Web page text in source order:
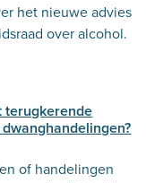
het nieuwe advies
over alcohol.
terugkerende
of handelingen